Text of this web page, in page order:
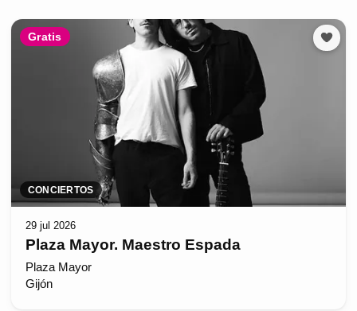
Gratis
CONCIERTOS
29 jul 2026
Plaza Mayor. Maestro Espada
Plaza Mayor
Gijón